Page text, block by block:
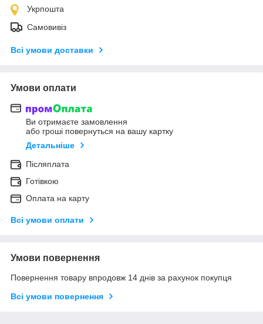
Укрпошта
Самовивіз
Всі умови доставки
Умови оплати
Ви отримаєте замовлення
або гроші повернуться на вашу картку
Детальніше
Післяплата
Готівкою
Оплата на карту
Всі умови оплати
Умови повернення
Повернення товару впродовж 14 днів за рахунок покупця
Всі умови повернення